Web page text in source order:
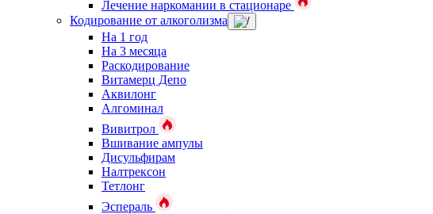
Лечение наркомании в стационаре
Кодирование от алкоголизма
На 1 год
На 3 месяца
Раскодирование
Витамерц Депо
Аквилонг
Алгоминал
Вивитрол
Вшивание ампулы
Дисульфирам
Налтрексон
Тетлонг
Эспераль